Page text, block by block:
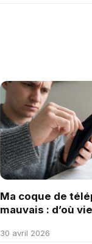
Ma coque de
mauvais : d’où
30 avril 2026